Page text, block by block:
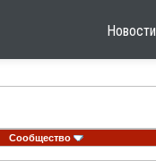
Новости
Сообщество